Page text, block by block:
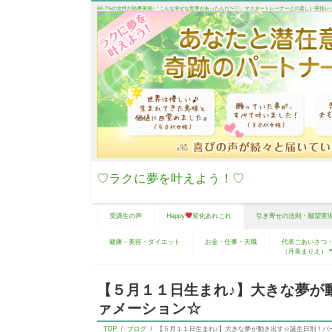
99.7%の女性が効果実感♪「こんな幸せな世界があったんだ〜♡」マスタートレーナーとの楽しい実技レ
♡ラクに夢を叶えよう！♡
受講生の声 Happy 変化あれこれ 引き寄せの法則・願望実
健康・美容・ダイエット お金・仕事・天職
代表ごあいさつ
（月美まりえ）
【５月１１日生まれ♪】大きな夢
ァメーション☆
TOP ブログ 【５月１１日生まれ♪】大きな夢が動き出す☆誕生日別！